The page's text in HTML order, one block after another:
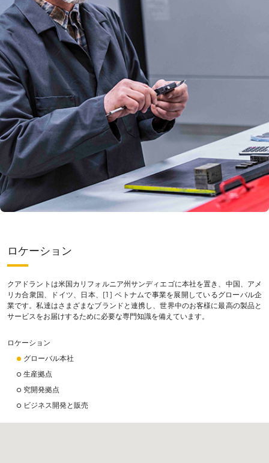
ロケーション
クアドラントは米国カリフォルニア州サンディエゴに本社を置き、中国、アメ
リカ合衆国、ドイツ、日本、[1] ベトナムで事業を展開しているグローバル企
業です。私達はさまざまなブランドと連携し、世界中のお客様に最高の製品と
サービスをお届けするために必要な専門知識を備えています。
ロケーション
グローバル本社
生産拠点
究開発拠点
ビジネス開発と販売